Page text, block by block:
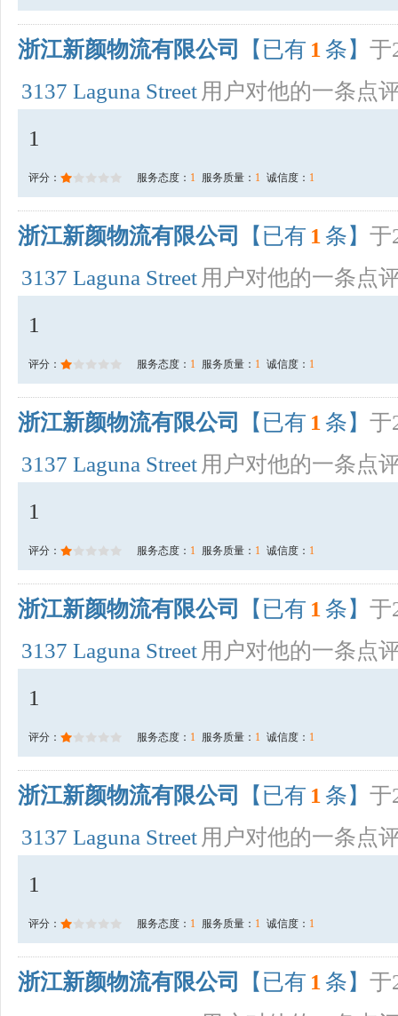
浙江新颜物流有限公司 【已有 1 条】 于
3137 Laguna Street 用户对他的一条点
1
评分： 服务态度： 1 服务质量： 1 诚信度： 1
浙江新颜物流有限公司 【已有 1 条】 于
3137 Laguna Street 用户对他的一条点
1
评分： 服务态度： 1 服务质量： 1 诚信度： 1
浙江新颜物流有限公司 【已有 1 条】 于
3137 Laguna Street 用户对他的一条点
1
评分： 服务态度： 1 服务质量： 1 诚信度： 1
浙江新颜物流有限公司 【已有 1 条】 于
3137 Laguna Street 用户对他的一条点
1
评分： 服务态度： 1 服务质量： 1 诚信度： 1
浙江新颜物流有限公司 【已有 1 条】 于
3137 Laguna Street 用户对他的一条点
1
评分： 服务态度： 1 服务质量： 1 诚信度： 1
浙江新颜物流有限公司 【已有 1 条】 于